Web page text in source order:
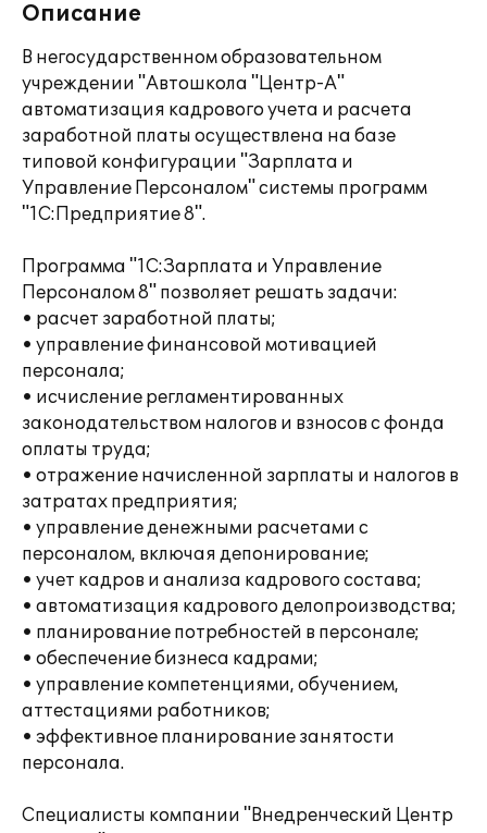
Описание
В негосударственном образовательном
учреждении "Автошкола "Центр-А"
автоматизация кадрового учета и расчета
заработной платы осуществлена на базе
типовой конфигурации "Зарплата и
Управление Персоналом" системы программ
"1С:Предприятие 8".
Программа "1С:Зарплата и Управление
Персоналом 8" позволяет решать задачи:
• расчет заработной платы;
• управление финансовой мотивацией
персонала;
• исчисление регламентированных
законодательством налогов и взносов с фонда
оплаты труда;
• отражение начисленной зарплаты и налогов в
затратах предприятия;
• управление денежными расчетами с
персоналом, включая депонирование;
• учет кадров и анализа кадрового состава;
• автоматизация кадрового делопроизводства;
• планирование потребностей в персонале;
• обеспечение бизнеса кадрами;
• управление компетенциями, обучением,
аттестациями работников;
• эффективное планирование занятости
персонала.
Специалисты компании "Внедренческий Центр